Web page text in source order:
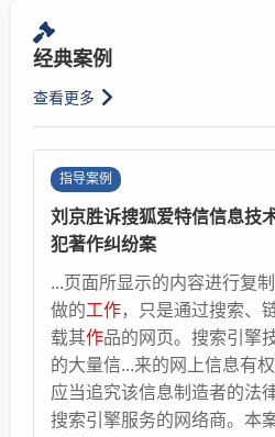
经典案例
查看更多
指导案例
刘京胜诉搜狐爱特信信息技
犯著作纠纷案
...页面所显示的内容进行复
做的工作，只是通过搜索、
载其作品的网页。搜索引擎
的大量信...来的网上信息有
应当追究该信息制造者的法
搜索引擎服务的网络商。本